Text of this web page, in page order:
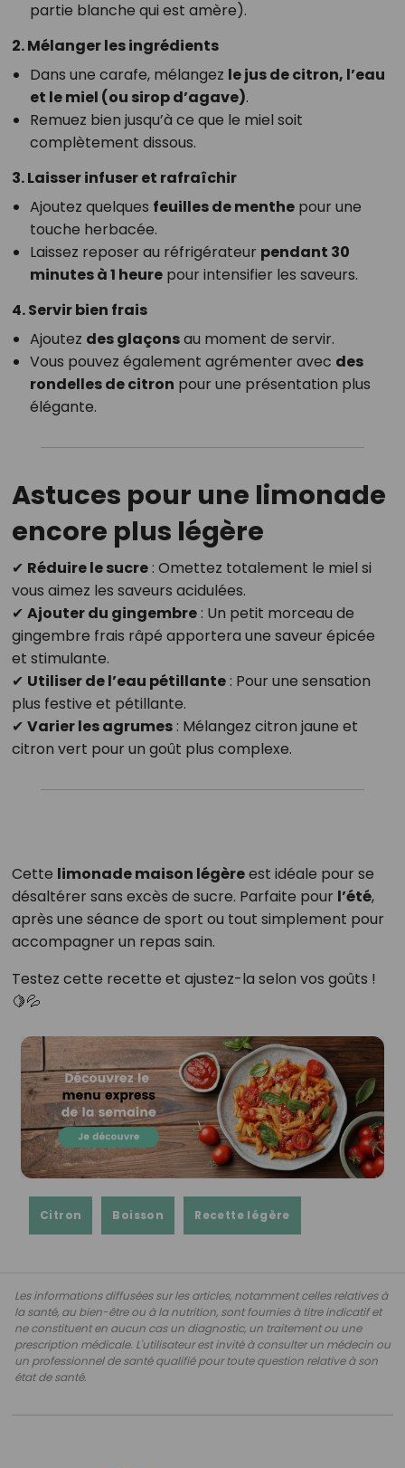
partie blanche qui est amère).
2. Mélanger les ingrédients
Dans une carafe, mélangez le jus de citron, l’eau
et le miel (ou sirop d’agave).
Remuez bien jusqu’à ce que le miel soit
complètement dissous.
3. Laisser infuser et rafraîchir
Ajoutez quelques feuilles de menthepour une
touche herbacée.
Laissez reposer au réfrigérateur pendant 30
minutes à 1 heurepour intensifier les saveurs.
4. Servir bien frais
Ajoutez des glaçonsau moment de servir.
Vous pouvez également agrémenter avec des
rondelles de citron pour une présentation plus
élégante.
Astuces pour une limonade
encore plus légère
✔ Réduire le sucre: Omettez totalement le miel si
vous aimez les saveurs acidulées.
✔ Ajouter du gingembre: Un petit morceau de
gingembre frais râpé apportera une saveur épicée
et stimulante.
✔ Utiliser de l’eau pétillante: Pour une sensation
plus festive et pétillante.
✔ Varier les agrumes: Mélangez citron jaune et
citron vert pour un goût plus complexe.
Cette limonade maison légèreest idéale pour se
désaltérer sans excès de sucre. Parfaite pour l’été,
après une séance de sport ou tout simplement pour
accompagner un repas sain.
Testez cette recette et ajustez-la selon vos goûts !
🍋💦
Citron Boisson Recette légère
Les informations diffusées sur les articles, notamment celles relatives à
la santé, au bien-être ou à la nutrition, sont fournies à titre indicatif et
ne constituent en aucun cas un diagnostic, un traitement ou une
prescription médicale. L'utilisateur est invité à consulter un médecin ou
un professionnel de santé qualifié pour toute question relative à son
état de santé.